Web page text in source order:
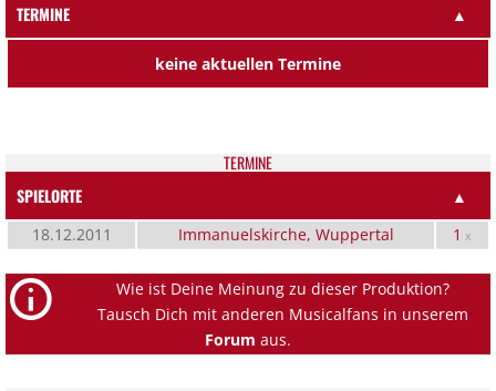
TERMINE
▲
keine aktuellen Termine
TER­MI­NE
SPIELORTE
▲
18.12.2011 Immanuelskirche, Wuppertal 1 x
Wie ist Deine Meinung zu dieser Produktion?
Tausch Dich mit anderen Musicalfans in unserem
Forum aus.